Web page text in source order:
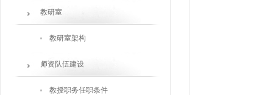
教研室
教研室架构
师资队伍建设
教授职务任职条件